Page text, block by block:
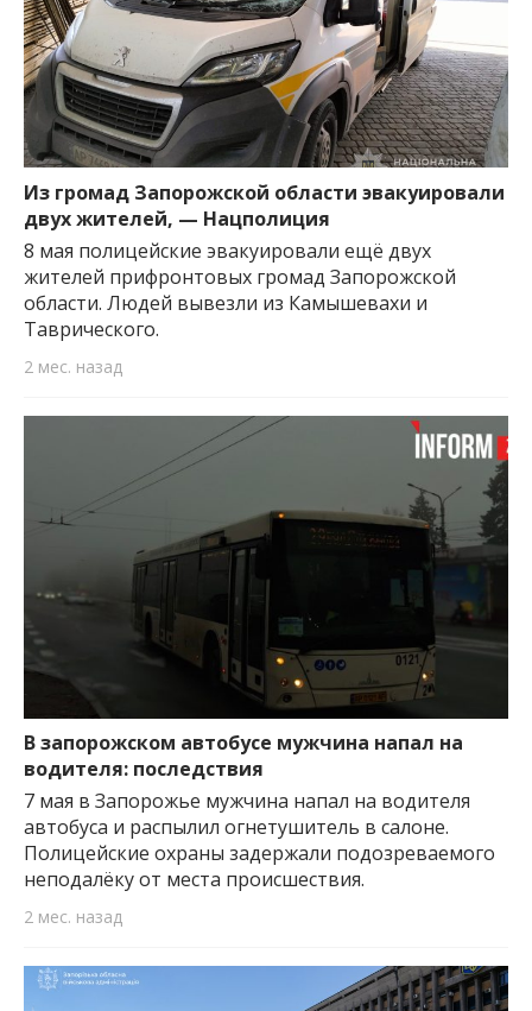
Из громад Запорожской области эвакуировали
двух жителей, — Нацполиция
8 мая полицейские эвакуировали ещё двух
жителей прифронтовых громад Запорожской
области. Людей вывезли из Камышевахи и
Таврического.
2 мес. назад
В запорожском автобусе мужчина напал на
водителя: последствия
7 мая в Запорожье мужчина напал на водителя
автобуса и распылил огнетушитель в салоне.
Полицейские охраны задержали подозреваемого
неподалёку от места происшествия.
2 мес. назад